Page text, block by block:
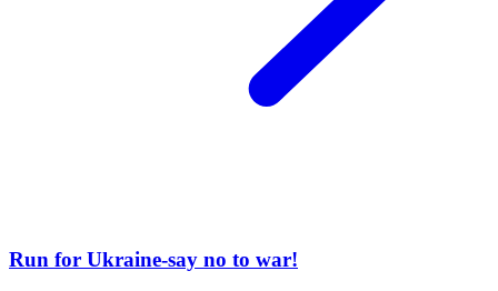
Run for Ukraine-say no to war!